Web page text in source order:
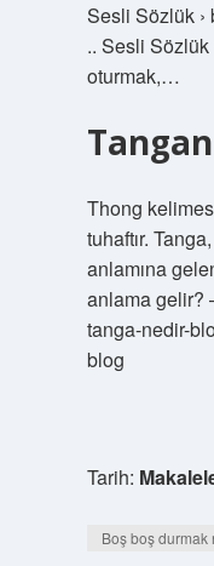
Sesli Sözlük ›
.. Sesli Sözlük
oturmak,…
Thong
tuhaftır.
anlamına
anlama gelir?
tanga-nedir-
blog
Tarih:
Boş boş durmak